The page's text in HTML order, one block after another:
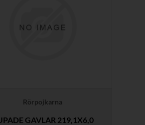
Rörpojkarna
GAVLAR 219,1X6,0